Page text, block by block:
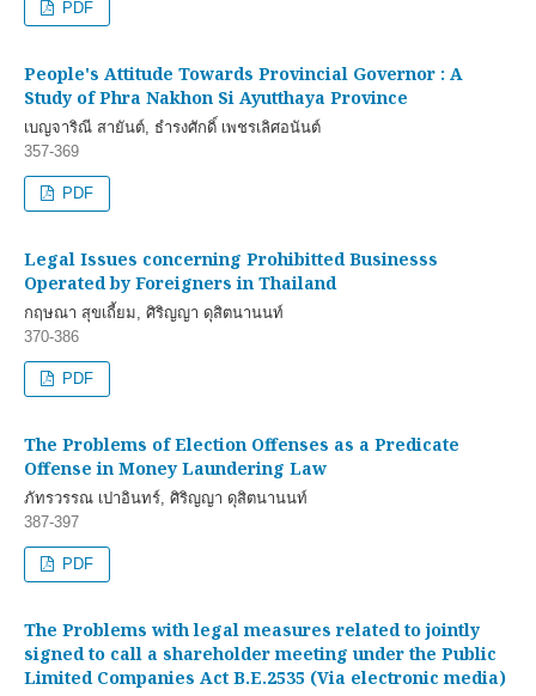
PDF
People's Attitude Towards Provincial Governor : A
Study of Phra Nakhon Si Ayutthaya Province
เบญจาริณี สายันต์, ธำรงศักดิ์ เพชรเลิศอนันต์
357-369
PDF
Legal Issues concerning Prohibitted Businesss
Operated by Foreigners in Thailand
กฤษณา สุขเถี้ยม, ศิริญญา ดุสิตนานนท์
370-386
PDF
The Problems of Election Offenses as a Predicate
Offense in Money Laundering Law
ภัทรวรรณ เปาอินทร์, ศิริญญา ดุสิตนานนท์
387-397
PDF
The Problems with legal measures related to jointly
signed to call a shareholder meeting under the Public
Limited Companies Act B.E.2535 (Via electronic media)